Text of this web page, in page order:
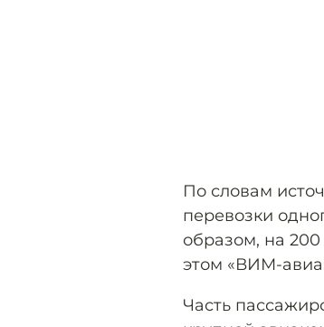
По словам
перевозки
образом, на
этом «ВИМ-
Часть